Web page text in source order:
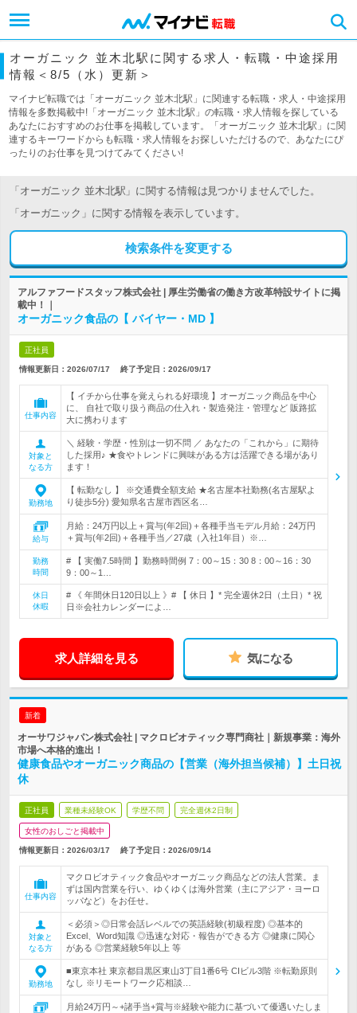
オーガニック 並木北駅に関する求人・転職・中途採用
情報＜8/5（水）更新＞
マイナビ転職では「オーガニック 並木北駅」に関連する転職・求人・中途採用
情報を多数掲載中!「オーガニック 並木北駅」の転職・求人情報を探している
あなたにおすすめのお仕事を掲載しています。「オーガニック 並木北駅」に関
連するキーワードからも転職・求人情報をお探しいただけるので、あなたにぴ
ったりのお仕事を見つけてみてください!
「オーガニック 並木北駅」に関する情報は見つかりませんでした。
「オーガニック」に関する情報を表示しています。
検索条件を変更する
アルファフードスタッフ株式会社 | 厚生労働省の働き方改革特設サイトに掲
載中！｜
オーガニック食品の【 バイヤー・MD 】
正社員
情報更新日：2026/07/17 終了予定日： 2026/09/17
仕事内容
【 イチから仕事を覚えられる好環境 】オーガニック商品を中心
に、 自社で取り扱う商品の仕入れ・製造発注・管理など 販路拡
大に携わります
対象と
なる方
＼ 経験・学歴・性別は一切不問 ／ あなたの「これから」に期待
した採用♪ ★食やトレンドに興味がある方は活躍できる場があり
ます！
勤務地
【 転勤なし 】 ※交通費全額支給 ★名古屋本社勤務(名古屋駅よ
り徒歩5分) 愛知県名古屋市西区名…
給与
月給：24万円以上＋賞与(年2回)＋各種手当モデル月給：24万円
＋賞与(年2回)＋各種手当／27歳（入社1年目）※…
勤務
時間
# 【 実働7.5時間 】勤務時間例 7：00～15：30 8：00～16：30
9：00～1…
休日
休暇
# 《 年間休日120日以上 》# 【 休日 】* 完全週休2日（土日）* 祝
日※会社カレンダーによ…
求人詳細を見る 気になる
新着
オーサワジャパン株式会社 | マクロビオティック専門商社｜新規事業：海外
市場へ本格的進出！
健康食品やオーガニック商品の【営業（海外担当候補）】土日祝
休
正社員 業種未経験OK 学歴不問 完全週休2日制
女性のおしごと掲載中
情報更新日：2026/03/17 終了予定日： 2026/09/14
仕事内容
マクロビオティック食品やオーガニック商品などの法人営業。ま
ずは国内営業を行い、ゆくゆくは海外営業（主にアジア・ヨーロ
ッパなど）をお任せ。
対象と
なる方
＜必須＞◎日常会話レベルでの英語経験(初級程度) ◎基本的
Excel、Word知識 ◎迅速な対応・報告ができる方 ◎健康に関心
がある ◎営業経験5年以上 等
勤務地
■東京本社 東京都目黒区東山3丁目1番6号 CIビル3階 ※転勤原則
なし ※リモートワーク応相談…
月給24万円～+諸手当+賞与※経験や能力に基づいて優遇いたしま